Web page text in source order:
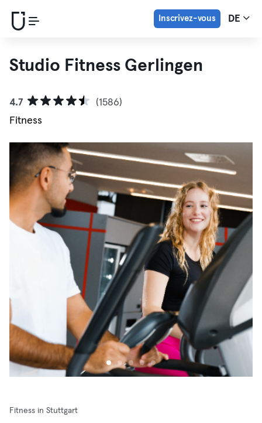
Inscrivez-vous DE
Studio Fitness Gerlingen
4.7
(1586)
Fitness
Fitness in Stuttgart